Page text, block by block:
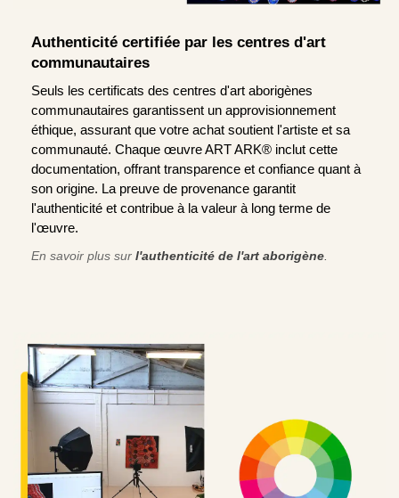
Authenticité certifiée par les centres d'art
communautaires
Seuls les certificats des centres d'art aborigènes
communautaires garantissent un approvisionnement
éthique, assurant que votre achat soutient l'artiste et sa
communauté. Chaque œuvre ART ARK® inclut cette
documentation, offrant transparence et confiance quant à
son origine. La preuve de provenance garantit
l'authenticité et contribue à la valeur à long terme de
l'œuvre.
En savoir plus sur l'authenticité de l'art aborigène